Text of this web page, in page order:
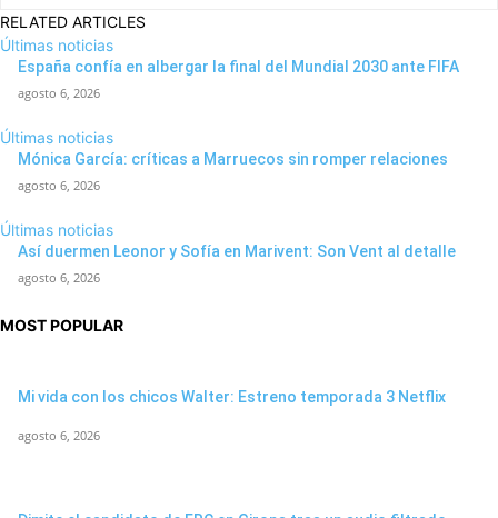
RELATED ARTICLES
Últimas noticias
España confía en albergar la final del Mundial 2030 ante FIFA
agosto 6, 2026
Últimas noticias
Mónica García: críticas a Marruecos sin romper relaciones
agosto 6, 2026
Últimas noticias
Así duermen Leonor y Sofía en Marivent: Son Vent al detalle
agosto 6, 2026
MOST POPULAR
Mi vida con los chicos Walter: Estreno temporada 3 Netflix
agosto 6, 2026